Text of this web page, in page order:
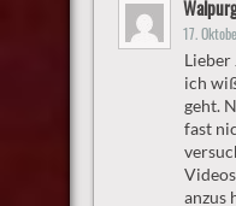
17.
Lieber
ich
geht.
fast
anzus